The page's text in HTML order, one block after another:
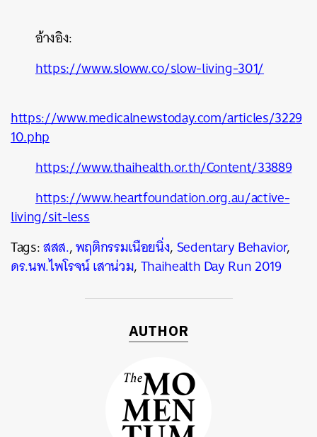
อ้างอิง:
https://www.sloww.co/slow-living-301/
https://www.medicalnewstoday.com/articles/3229
10.php
https://www.thaihealth.or.th/Content/33889
https://www.heartfoundation.org.au/active-
living/sit-less
Tags:สสส.,พฤติกรรมเนือยนิ่ง,Sedentary Behavior,
ดร.นพ.ไพโรจน์ เสาน่วม,Thaihealth Day Run 2019
AUTHOR